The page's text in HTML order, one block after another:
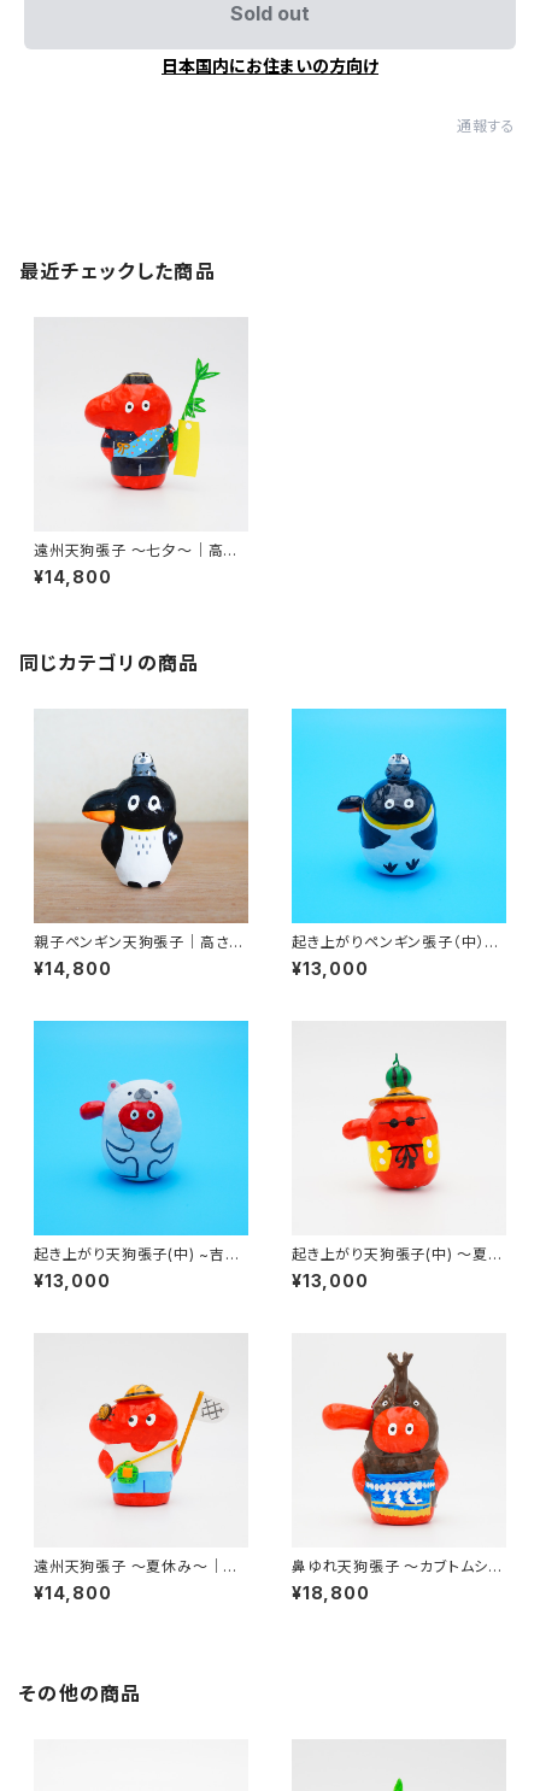
Sold out
日本国内にお住まいの方向け
通報する
最近チェックした商品
遠州天狗張子 〜七夕〜｜高さ
約11cm
¥14,800
同じカテゴリの商品
親子ペンギン天狗張子｜高さ約
12cm
¥14,800
起き上がりペンギン張子（中）｜
高さ約8cm
¥13,000
起き上がり天狗張子(中) ~吉兆
シロクマ~｜高さ約7cm
¥13,000
起き上がり天狗張子(中) 〜夏休
み〜｜高さ約8cm
¥13,000
遠州天狗張子 〜夏休み〜｜高
さ約11.5cm
¥14,800
鼻ゆれ天狗張子 〜カブトムシの
山〜｜高さ約18cm
¥18,800
その他の商品